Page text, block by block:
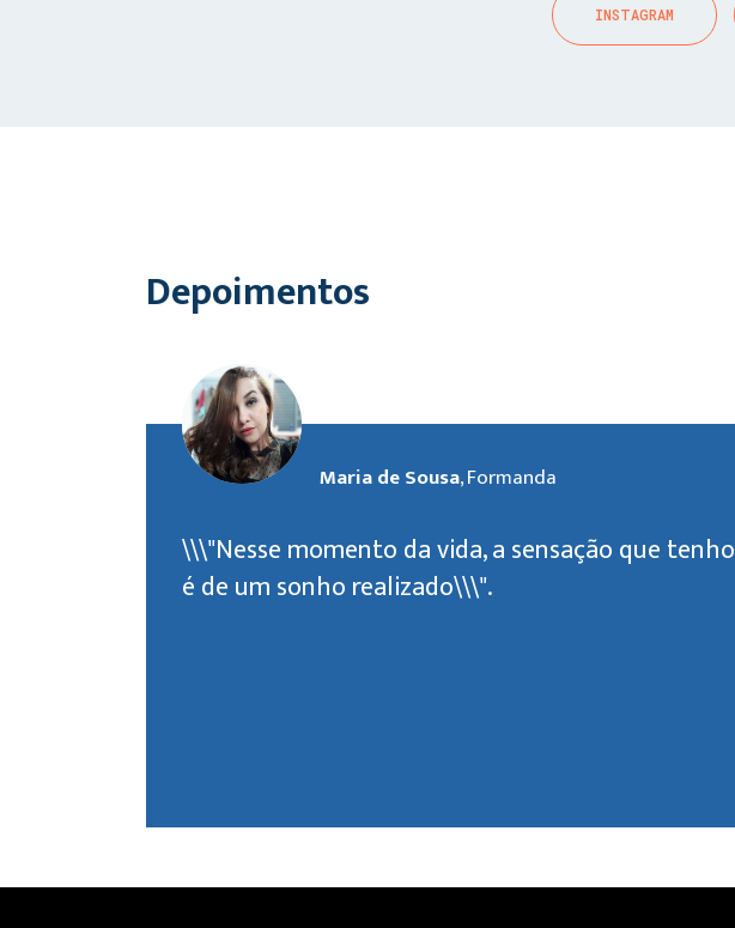
INSTAGRAM
Depoimentos
Maria de Sousa, Formanda
\\\"Nesse momento da vida, a sensação que tenho
é de um sonho realizado\\\".